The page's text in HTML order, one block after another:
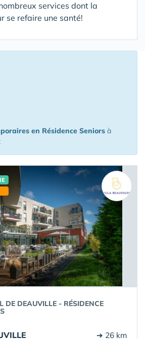
services dont la
se refaire une santé!
en Résidence Seniors à
DE DEAUVILLE - RÉSIDENCE
➔ 26 km